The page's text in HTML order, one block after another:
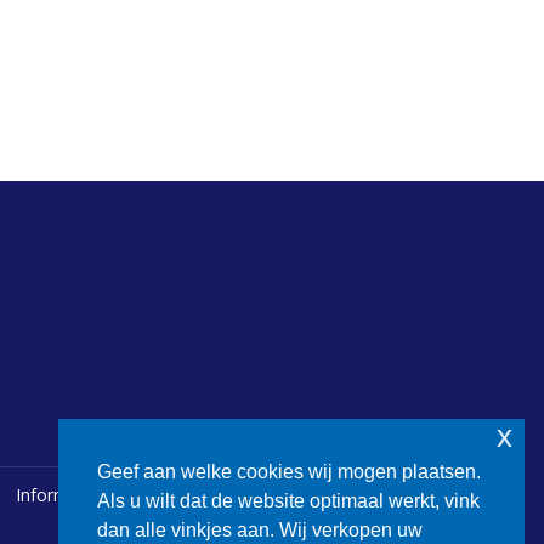
Informatie
Geef aan welke cookies wij mogen plaatsen.
Als u wilt dat de website optimaal werkt, vink
dan alle vinkjes aan. Wij verkopen uw
x